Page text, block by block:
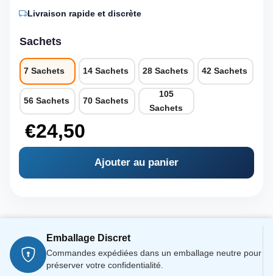
Livraison rapide et discrète
Sachets
7 Sachets 14 Sachets 28 Sachets 42 Sachets
56 Sachets 70 Sachets
105
Sachets
€24,50
Ajouter au panier
Emballage Discret
Commandes expédiées dans un emballage neutre pour
préserver votre confidentialité.